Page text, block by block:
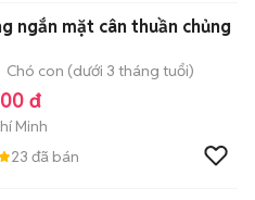
ngắn mặt cân thuần chủng
Chó con (dưới 3 tháng tuổi)
đ
Minh
23 đã bán